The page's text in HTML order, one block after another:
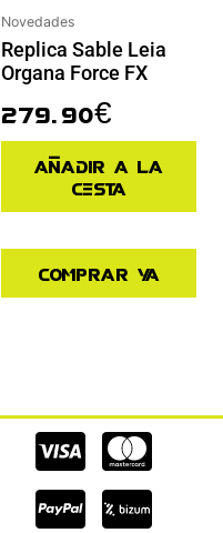
Novedades
Replica Sable Leia
Organa Force FX
279.90€
Añadir a la
cesta
Comprar ya
Cc-
visa
Cc-
Cc-
paypal